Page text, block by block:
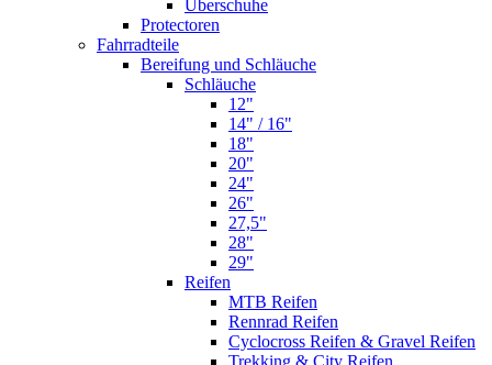
Überschuhe
Protectoren
Fahrradteile
Bereifung und Schläuche
Schläuche
12"
14" / 16"
18"
20"
24"
26"
27,5"
28"
29"
Reifen
MTB Reifen
Rennrad Reifen
Cyclocross Reifen & Gravel Reifen
Trekking & City Reifen